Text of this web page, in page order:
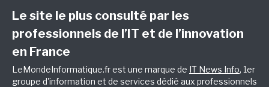
Le site le plus consulté par les
professionnels de l’IT et de l’innovation
en France
LeMondeInformatique.fr est une marque de IT News Info, 1er
groupe d'information et de services dédié aux professionnels